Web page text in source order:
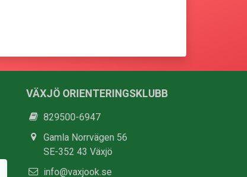
VÄXJÖ ORIENTERINGSKLUBB
829500-6947
Gamla Norrvägen 56
SE-352 43 Växjö
info@vaxjook.se